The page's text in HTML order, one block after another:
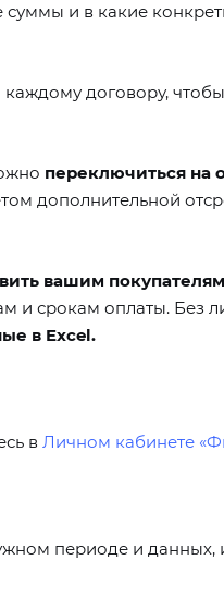
суммы и в какие
договору, чтобы
переключиться на
дополнительной
вашим покупателям
и срокам оплаты. Без
в Excel.
в Личном кабинете
периоде и